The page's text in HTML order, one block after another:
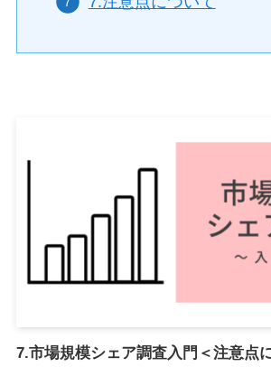
7.市場規模シェア調査入門＜注意点